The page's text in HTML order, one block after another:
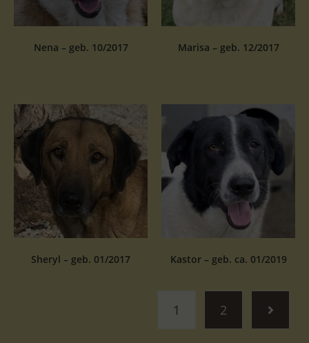
Nena – geb. 10/2017 Marisa – geb. 12/2017
Sheryl – geb. 01/2017 Kastor – geb. ca. 01/2019
1 2